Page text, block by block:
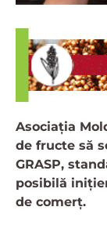
Asociația
de fructe să
GRASP,
posibilă
de comerț.